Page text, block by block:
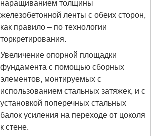
железобетонной ленты с обеих сторон,
как правило – по технологии
торкретирования.
Увеличение опорной площадки
фундамента с помощью сборных
элементов, монтируемых с
использованием стальных затяжек, и с
установкой поперечных стальных
балок усиления на переходе от цоколя
к стене.